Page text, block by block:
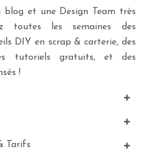
blog et une Design Team très
toutes les semaines des
DIY en scrap & carterie, des
tutoriels gratuits, et des
!
Tarifs